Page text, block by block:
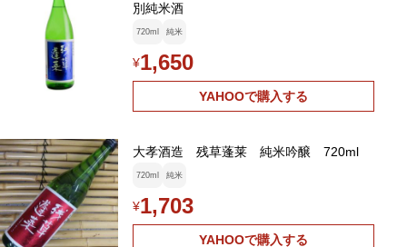
別純米酒
720ml 純米
¥1,650
YAHOOで購入する
大孝酒造 残草蓬莱 純米吟醸 720ml
720ml 純米
¥1,703
YAHOOで購入する